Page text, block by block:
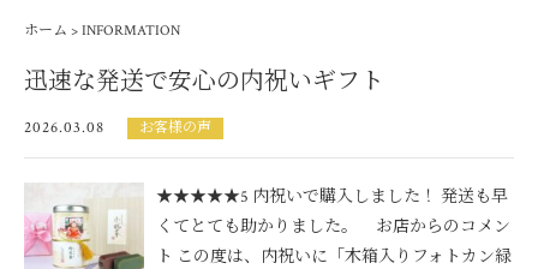
ホーム > INFORMATION
迅速な発送で安心の内祝いギフト
2026.03.08 お客様の声
★★★★★5 内祝いで購入しました！ 発送も早
くてとても助かりました。 お店からのコメン
ト この度は、内祝いに「木箱入りフォトカン緑